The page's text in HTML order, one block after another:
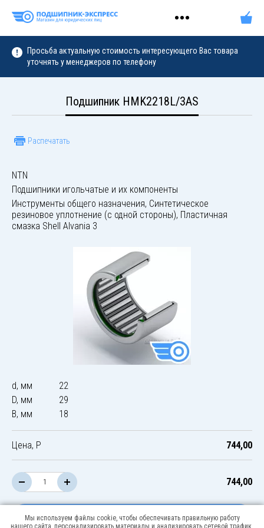
Просьба актуальную стоимость интересующего Вас товара
уточнять у менеджеров по телефону
Подшипник HMK2218L/3AS
Распечатать
NTN
Подшипники игольчатые и их компоненты
Инструменты общего назначения, Синтетическое
резиновое уплотнение (с одной стороны), Пластичная
смазка Shell Alvania 3
d, мм
22
D, мм
29
B, мм
18
Цена, Р 744,00
744,00
В корзину
Мы используем файлы cookie, чтобы обеспечивать правильную работу
нашего сайта, персонализировать материалы и анализировать сетевой трафик.